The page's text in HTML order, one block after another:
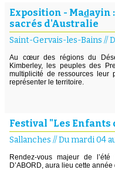
Exposition -
sacrés d'Australie
Saint-Gervais-les-Bains //
Au cœur des régions du
Kimberley, les peuples des
multiplicité de ressources leur
représenter le territoire.
Festival "Les Enfants
Sallanches //Du mardi 04
Rendez-vous majeur de
D’ABORD, aura lieu cette